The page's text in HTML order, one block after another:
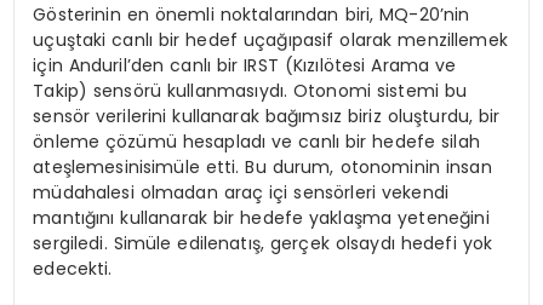
Gösterinin en önemli noktalarından biri, MQ-20’nin
uçuştaki canlı bir hedef uçağıpasif olarak menzillemek
için Anduril’den canlı bir IRST (Kızılötesi Arama ve
Takip)sensörü kullanmasıydı.Otonomi sistemi bu
sensörverilerini kullanarak bağımsız biriz oluşturdu,bir
önleme çözümü hesapladı ve canlı bir hedefe silah
ateşlemesinisimüle etti. Bu durum, otonominin insan
müdahalesi olmadan araç içi sensörleri vekendi
mantığını kullanarak bir hedefe yaklaşma yeteneğini
sergiledi. Simüle edilenatış,gerçek olsaydı hedefi yok
edecekti.